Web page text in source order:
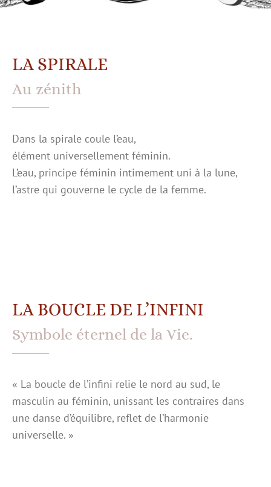
LA SPIRALE
Au zénith
Dans la spirale coule l’eau,
élément universellement féminin.
L’eau, principe féminin intimement uni à la lune,
l’astre qui gouverne le cycle de la femme.
LA BOUCLE DE L’INFINI
Symbole éternel de la Vie.
« La boucle de l’infini relie le nord au sud, le
masculin au féminin, unissant les contraires dans
une danse d’équilibre, reflet de l’harmonie
universelle. »